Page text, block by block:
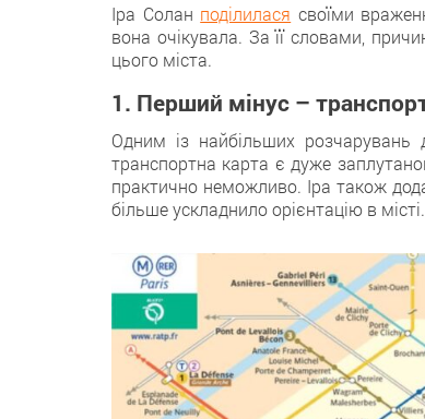
Іра Солан поділилася свoїми
вона очікувала. За її словами,
цього міста.
1. Перший мінус –
Одним із найбільших
транспортна карта є дуже
практично неможливо. Іра також
більше ускладнило орієнтацію в місті.